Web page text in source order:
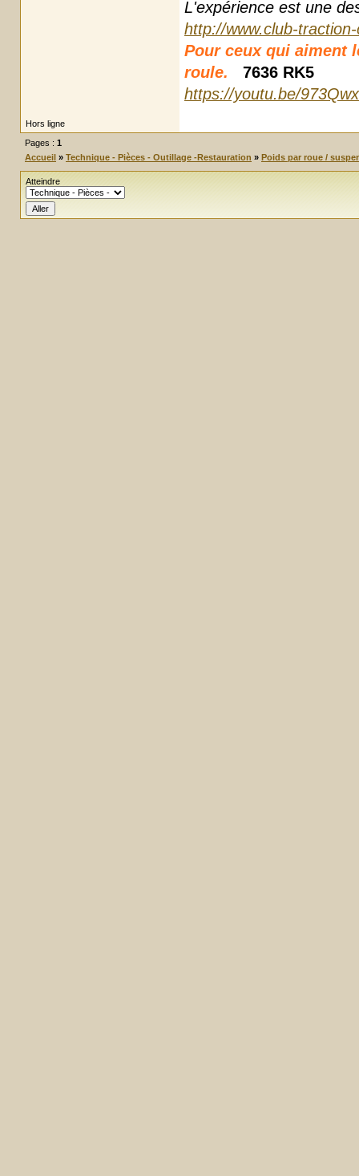
L'expérience est une
http://www.club-
Pour ceux qui aiment
roule.
7636 RK5
https://youtu.be/
Hors ligne
Pages : 1
Accueil » Technique - Pièces - Outillage -Restauration » Poids par roue /
Atteindre